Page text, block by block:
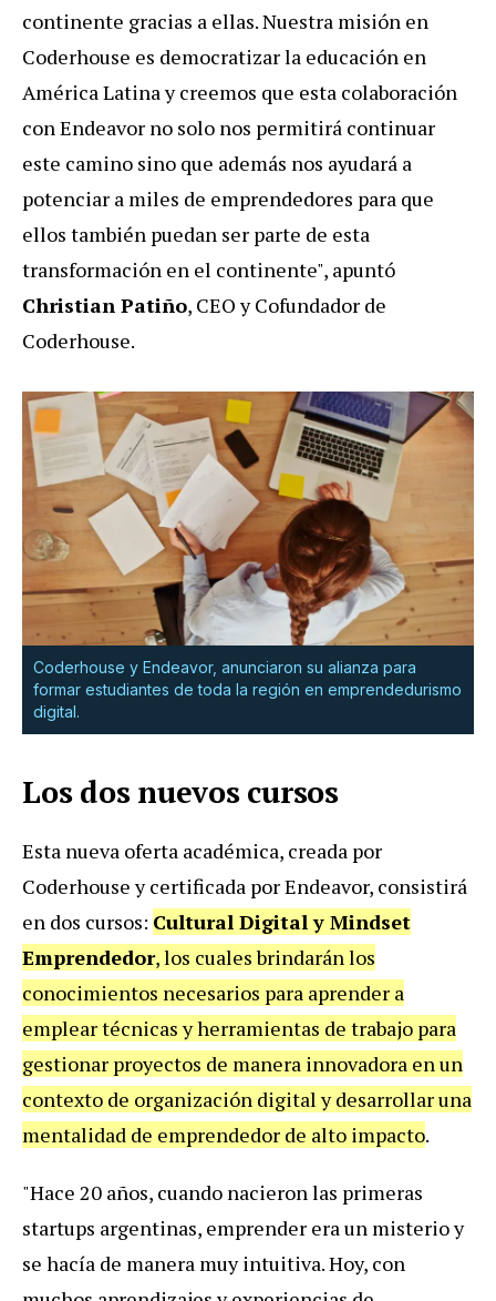
continente gracias a ellas. Nuestra misión en
Coderhouse es democratizar la educación en
América Latina y creemos que esta colaboración
con Endeavor no solo nos permitirá continuar
este camino sino que además nos ayudará a
potenciar a miles de emprendedores para que
ellos también puedan ser parte de esta
transformación en el continente", apuntó
Christian Patiño, CEO y Cofundador de
Coderhouse.
Coderhouse y Endeavor, anunciaron su alianza para
formar estudiantes de toda la región en emprendedurismo
digital.
Los dos nuevos cursos
Esta nueva oferta académica, creada por
Coderhouse y certificada por Endeavor, consistirá
en dos cursos: Cultural Digital y Mindset
Emprendedor, los cuales brindarán los
conocimientos necesarios para aprender a
emplear técnicas y herramientas de trabajo para
gestionar proyectos de manera innovadora en un
contexto de organización digital y desarrollar una
mentalidad de emprendedor de alto impacto.
"Hace 20 años, cuando nacieron las primeras
startups argentinas, emprender era un misterio y
se hacía de manera muy intuitiva. Hoy, con